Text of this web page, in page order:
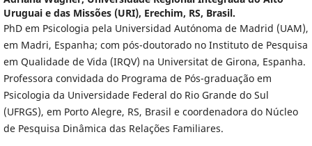
Uruguai e das Missões (URI), Erechim, RS, Brasil.
PhD em Psicologia pela Universidad Autónoma de Madrid (UAM),
em Madri, Espanha; com pós-doutorado no Instituto de Pesquisa
em Qualidade de Vida (IRQV) na Universitat de Girona, Espanha.
Professora convidada do Programa de Pós-graduação em
Psicologia da Universidade Federal do Rio Grande do Sul
(UFRGS), em Porto Alegre, RS, Brasil e coordenadora do Núcleo
de Pesquisa Dinâmica das Relações Familiares.